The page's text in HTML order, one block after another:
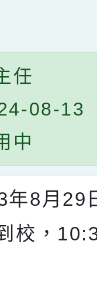
任
08-13
中
年8月29
校，